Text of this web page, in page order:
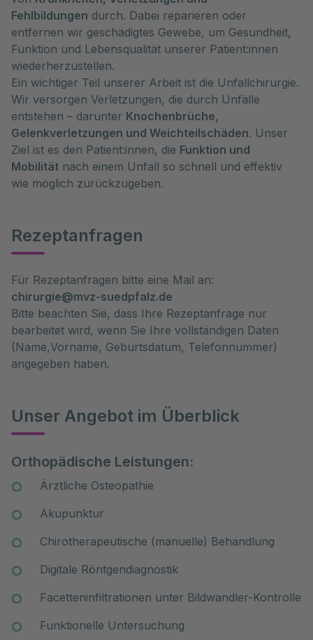
Fehlbildungen durch. Dabei reparieren oder
entfernen wir geschädigtes Gewebe, um Gesundheit,
Funktion und Lebensqualität unserer Patient:innen
wiederherzustellen.
Ein wichtiger Teil unserer Arbeit ist die Unfallchirurgie.
Wir versorgen Verletzungen, die durch Unfälle
entstehen – darunter Knochenbrüche,
Gelenkverletzungen und Weichteilschäden. Unser
Ziel ist es den Patient:innen, die Funktion und
Mobilität nach einem Unfall so schnell und effektiv
wie möglich zurückzugeben.
Rezeptanfragen
Für Rezeptanfragen bitte eine Mail an:
chirurgie@mvz-suedpfalz.de
Bitte beachten Sie, dass Ihre Rezeptanfrage nur
bearbeitet wird, wenn Sie Ihre vollständigen Daten
(Name,Vorname, Geburtsdatum, Telefonnummer)
angegeben haben.
Unser Angebot im Überblick
Orthopädische Leistungen:
Ärztliche Osteopathie
Akupunktur
Chirotherapeutische (manuelle) Behandlung
Digitale Röntgendiagnostik
Facetteninfiltrationen unter Bildwandler-Kontrolle
Funktionelle Untersuchung